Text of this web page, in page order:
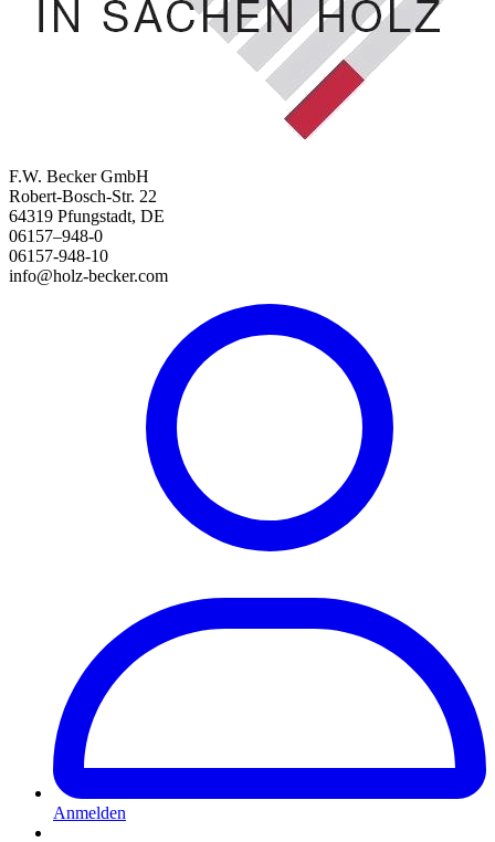
F.W. Becker GmbH
Robert-Bosch-Str. 22
64319 Pfungstadt, DE
06157–948-0
06157-948-10
info@holz-becker.com
Anmelden